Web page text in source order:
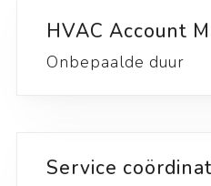
HVAC Account
Onbepaalde duur
Service